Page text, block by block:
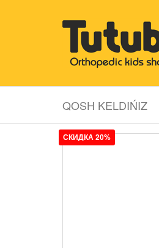
QOSH KELDIŃIZ
СКИДКА 20%